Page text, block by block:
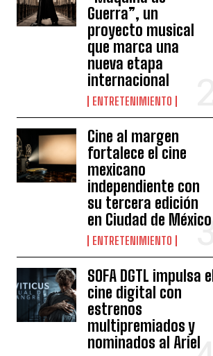
Guerra”, un
proyecto musical
que marca una
nueva etapa
internacional
ENTRETENIMIENTO
Cine al margen
fortalece el cine
mexicano
independiente con
su tercera edición
en Ciudad de México
ENTRETENIMIENTO
SOFA DGTL impulsa el
cine digital con
estrenos
multipremiados y
nominados al Ariel